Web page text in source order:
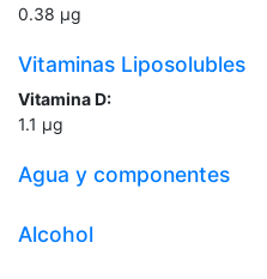
0.38 µg
Vitaminas Liposolubles
Vitamina D:
1.1 µg
Agua y componentes
Alcohol